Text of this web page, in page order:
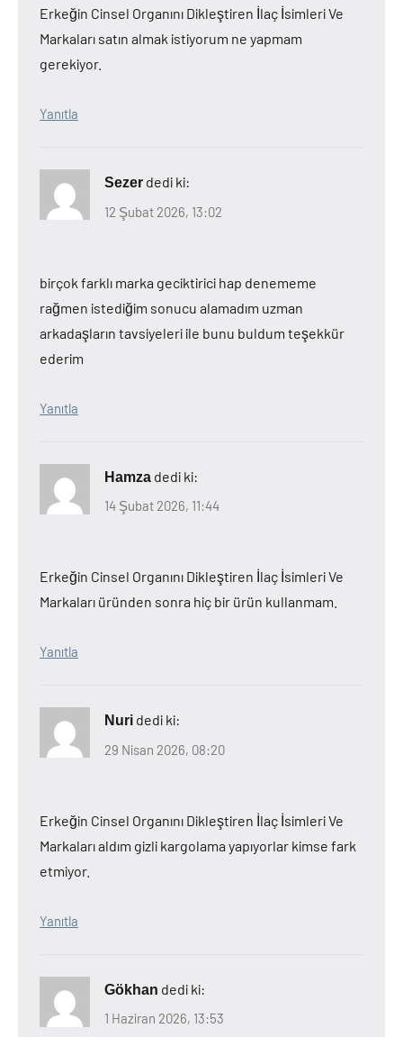
Erkeğin Cinsel Organını Dikleştiren İlaç İsimleri Ve
Markaları satın almak istiyorum ne yapmam
gerekiyor.
Yanıtla
Sezer dedi ki:
12 Şubat 2026, 13:02
birçok farklı marka geciktirici hap denememe
rağmen istediğim sonucu alamadım uzman
arkadaşların tavsiyeleri ile bunu buldum teşekkür
ederim
Yanıtla
Hamza dedi ki:
14 Şubat 2026, 11:44
Erkeğin Cinsel Organını Dikleştiren İlaç İsimleri Ve
Markaları üründen sonra hiç bir ürün kullanmam.
Yanıtla
Nuri dedi ki:
29 Nisan 2026, 08:20
Erkeğin Cinsel Organını Dikleştiren İlaç İsimleri Ve
Markaları aldım gizli kargolama yapıyorlar kimse fark
etmiyor.
Yanıtla
Gökhan dedi ki:
1 Haziran 2026, 13:53